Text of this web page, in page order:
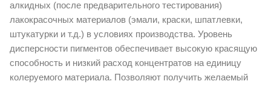
алкидных (после предварительного тестирования)
лакокрасочных материалов (эмали, краски, шпатлевки,
штукатурки и т.д.) в условиях производства. Уровень
дисперсности пигментов обеспечивает высокую красящую
способность и низкий расход концентратов на единицу
колеруемого материала. Позволяют получить желаемый